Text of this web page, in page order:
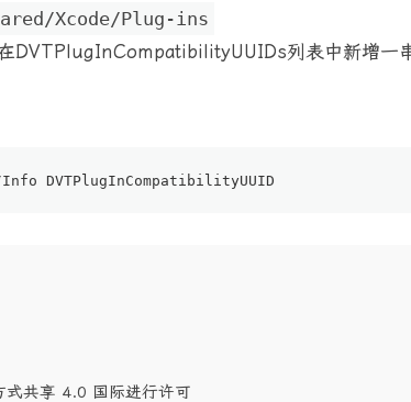
Xcode/Plug-ins
DVTPlugInCompatibilityUUIDs列表中新增一
Info DVTPlugInCompatibilityUUID
共享 4.0 国际进行许可